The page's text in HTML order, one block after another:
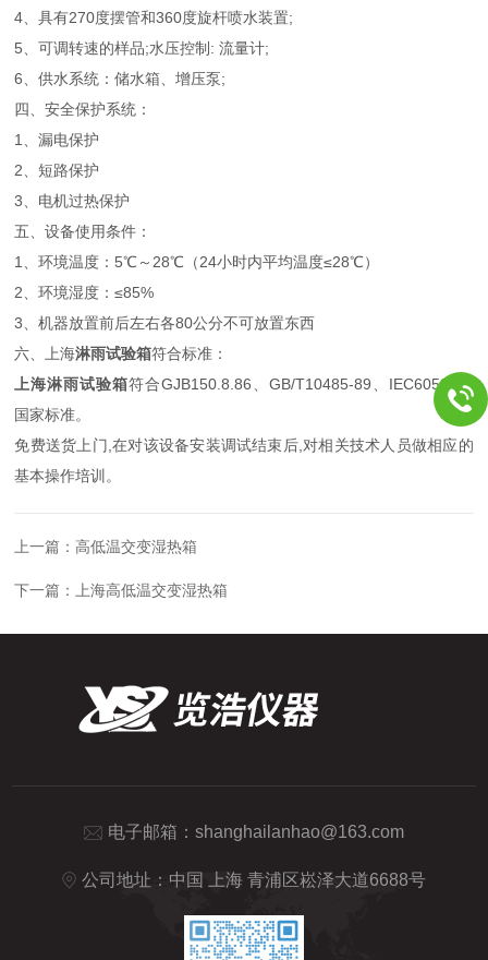
4、具有270度摆管和360度旋杆喷水装置;
5、可调转速的样品;水压控制: 流量计;
6、供水系统：储水箱、增压泵;
四、安全保护系统：
1、漏电保护
2、短路保护
3、电机过热保护
五、设备使用条件：
1、环境温度：5℃～28℃（24小时内平均温度≤28℃）
2、环境湿度：≤85%
3、机器放置前后左右各80公分不可放置东西
六、上海淋雨试验箱符合标准：
上海淋雨试验箱符合GJB150.8.86、GB/T10485-89、IEC60529等
国家标准。
免费送货上门,在对该设备安装调试结束后,对相关技术人员做相应的
基本操作培训。
上一篇：高低温交变湿热箱
下一篇： 上海高低温交变湿热箱
电子邮箱： shanghailanhao@163.com
公司地址：中国 上海 青浦区崧泽大道6688号